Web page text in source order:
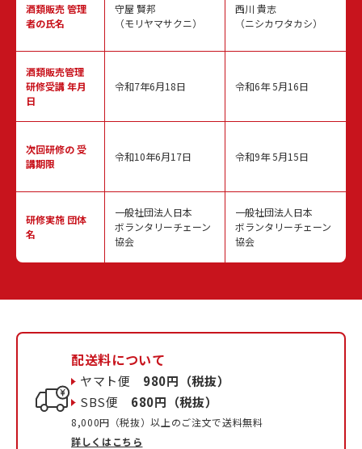
酒類販売管理
者の氏名
酒類販売管理
研修受講 年月
日
次回研修の受
講期限
研修実施 団体
名
守屋 賢邦
（モリヤマサクニ）
令和7年6月18日
令和10年6月17日
一般社団法人日本
ボランタリーチェーン
協会
西川 貴志
（ニシカワタカシ）
令和6年 5月16日
令和9年 5月15日
一般社団法人日本
ボランタリーチェーン
協会
配送料について
ヤマト便 980円（税抜）
SBS便 680円（税抜）
8,000円（税抜）以上のご注文で送料無料
詳しくはこちら